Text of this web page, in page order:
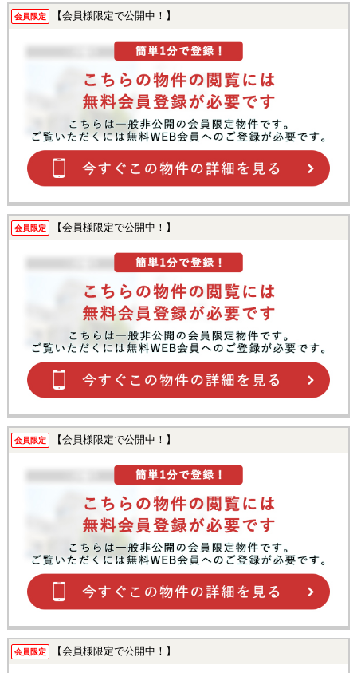
会員限定 【会員様限定で公開中！】
会員限定 【会員様限定で公開中！】
会員限定 【会員様限定で公開中！】
会員限定 【会員様限定で公開中！】